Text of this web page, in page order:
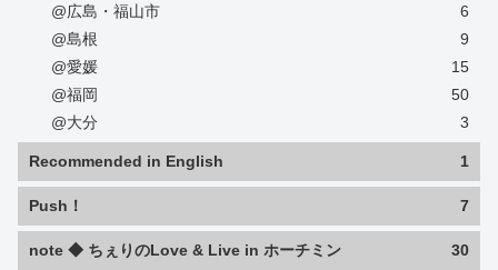
@広島・福山市
6
@島根
9
@愛媛
15
@福岡
50
@大分
3
Recommended in English 1
Push！ 7
note ◆ ちぇりのLove & Live in ホーチミン 30